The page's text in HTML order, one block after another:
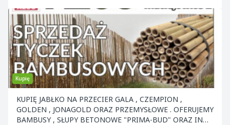
Kupię
KUPIĘ JABŁKO NA PRZECIER GALA , CZEMPION ,
GOLDEN , JONAGOLD ORAZ PRZEMYSŁOWE . OFERUJEMY
BAMBUSY , SŁUPY BETONOWE "PRIMA-BUD" ORAZ INNE